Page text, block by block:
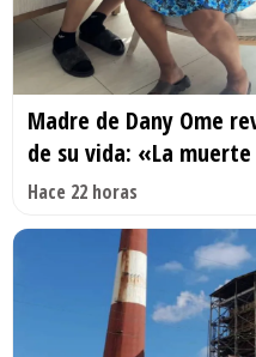
Madre de Dany Ome
de su vida: «La
Hace 22 horas